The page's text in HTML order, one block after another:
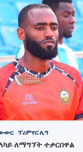
ፕሪምየር ሊግ
ለማግኘት ተቃርበዋል